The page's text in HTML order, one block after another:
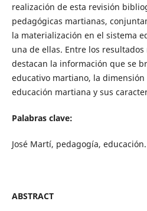
realización de esta revisión
pedagógicas martianas,
la materialización en el sistema
una de ellas. Entre los
destacan la información que se
educativo martiano, la
educación martiana y sus
Palabras clave:
José Martí, pedagogía, educación.
ABSTRACT